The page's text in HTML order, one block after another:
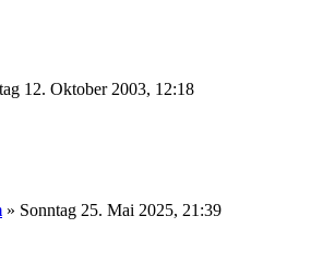
12. Oktober 2003, 12:18
» Sonntag 25. Mai 2025, 21:39